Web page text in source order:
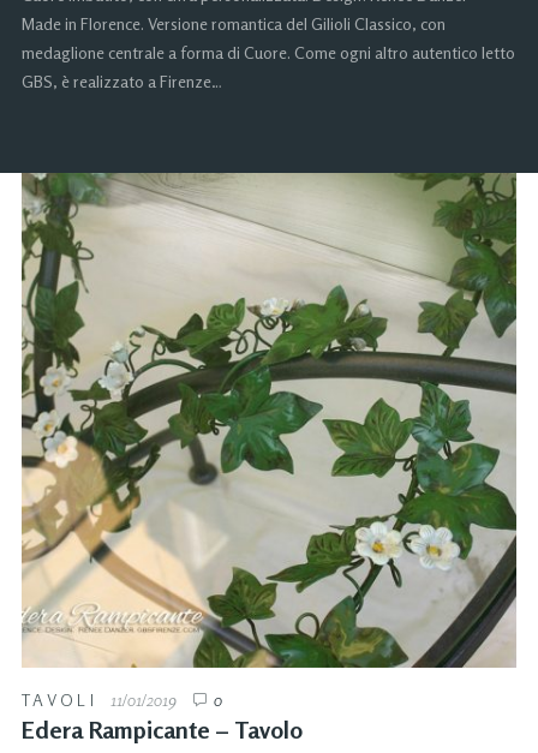
Made in Florence. Versione romantica del Gilioli Classico, con
medaglione centrale a forma di Cuore. Come ogni altro autentico letto
GBS, è realizzato a Firenze…
TAVOLI 11/01/2019 0
Edera Rampicante – Tavolo